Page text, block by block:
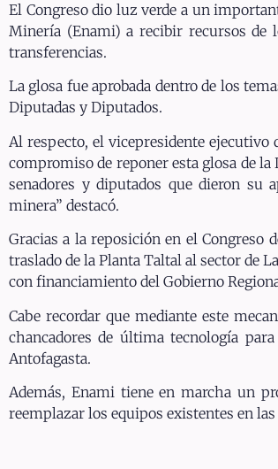
El Congreso dio luz verde a un
Minería (Enami) a recibir recursos de
transferencias.
La glosa fue aprobada dentro de los
Diputadas y Diputados.
Al respecto, el vicepresidente ejecutivo
compromiso de reponer esta glosa de
senadores y diputados que dieron su
minera” destacó.
Gracias a la reposición en el Congreso
traslado de la Planta Taltal al sector de
con financiamiento del Gobierno
Cabe recordar que mediante este
chancadores de última tecnología
Antofagasta.
Además, Enami tiene en marcha un
reemplazar los equipos existentes en